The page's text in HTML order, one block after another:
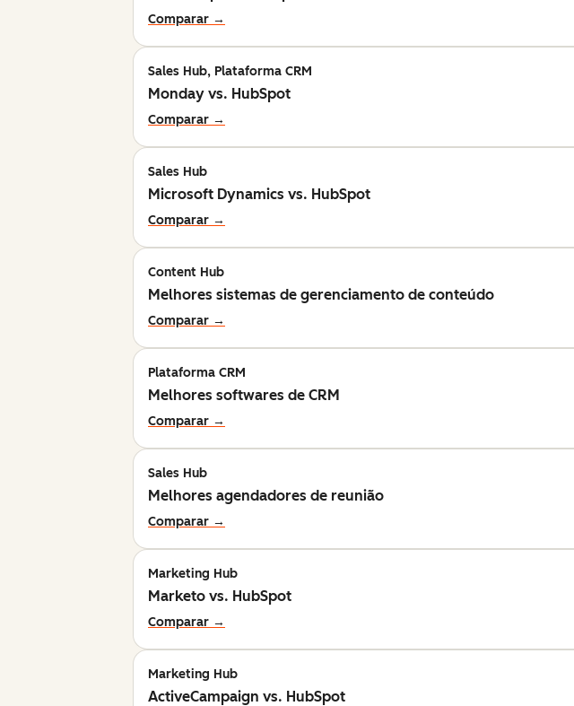
Comparar →
Sales Hub, Plataforma CRM
Monday vs. HubSpot
Comparar →
Sales Hub
Microsoft Dynamics vs. HubSpot
Comparar →
Content Hub
Melhores sistemas de gerenciamento de conteúdo
Comparar →
Plataforma CRM
Melhores softwares de CRM
Comparar →
Sales Hub
Melhores agendadores de reunião
Comparar →
Marketing Hub
Marketo vs. HubSpot
Comparar →
Marketing Hub
ActiveCampaign vs. HubSpot